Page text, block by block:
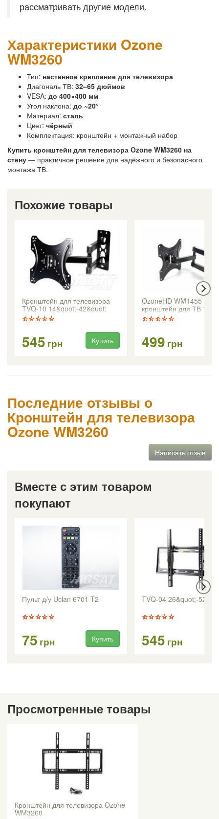
рассматривать другие модели.
Характеристики Ozone
WM3260
Тип: настенное крепление для телевизора
Диагональ ТВ: 32–65 дюймов
VESA: до 400×400 мм
Угол наклона: до ~20°
Материал: сталь
Цвет: чёрный
Комплектация: кронштейн + монтажный набор
Купить кронштейн для телевизора Ozone WM3260 на
стену — практичное решение для надёжного и безопасного
монтажа ТВ.
Похожие товары
Кронштейн для телевизора
TVQ-10 14&quot;-42&quot;
545 грн Купить
OzoneHD WM1455 -
кронштейн для ТВ 14″-
499 грн
Последние отзывы о
Кронштейн для телевизора
Ozone WM3260
Написать отзыв
Вместе с этим товаром
покупают
Пульт д/у Uclan 6701 T2
75 грн Купить
TVQ-04 26&quot;-
545 грн
Просмотренные товары
Кронштейн для телевизора Ozone
WM3260